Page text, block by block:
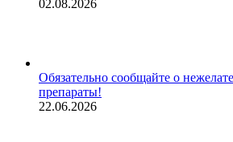
02.08.2026
Обязательно сообщайте о
препараты!
22.06.2026